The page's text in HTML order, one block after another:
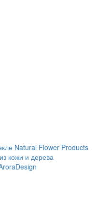
Natural Flower Products
кожи и дерева